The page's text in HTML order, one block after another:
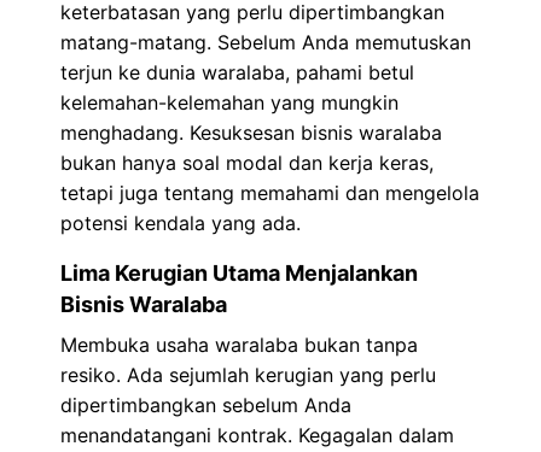
keterbatasan yang perlu dipertimbangkan
matang-matang. Sebelum Anda memutuskan
terjun ke dunia waralaba, pahami betul
kelemahan-kelemahan yang mungkin
menghadang. Kesuksesan bisnis waralaba
bukan hanya soal modal dan kerja keras,
tetapi juga tentang memahami dan mengelola
potensi kendala yang ada.
Lima Kerugian Utama Menjalankan
Bisnis Waralaba
Membuka usaha waralaba bukan tanpa
resiko. Ada sejumlah kerugian yang perlu
dipertimbangkan sebelum Anda
menandatangani kontrak. Kegagalan dalam